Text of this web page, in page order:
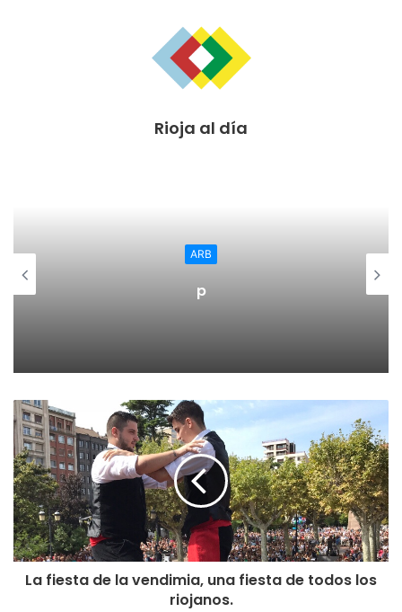
Rioja al día
ARB
p
La fiesta de la vendimia, una fiesta de todos los
riojanos.